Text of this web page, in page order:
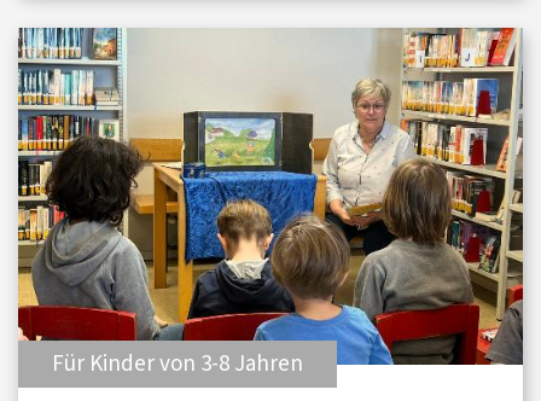
Für Kinder von 3-8 Jahren